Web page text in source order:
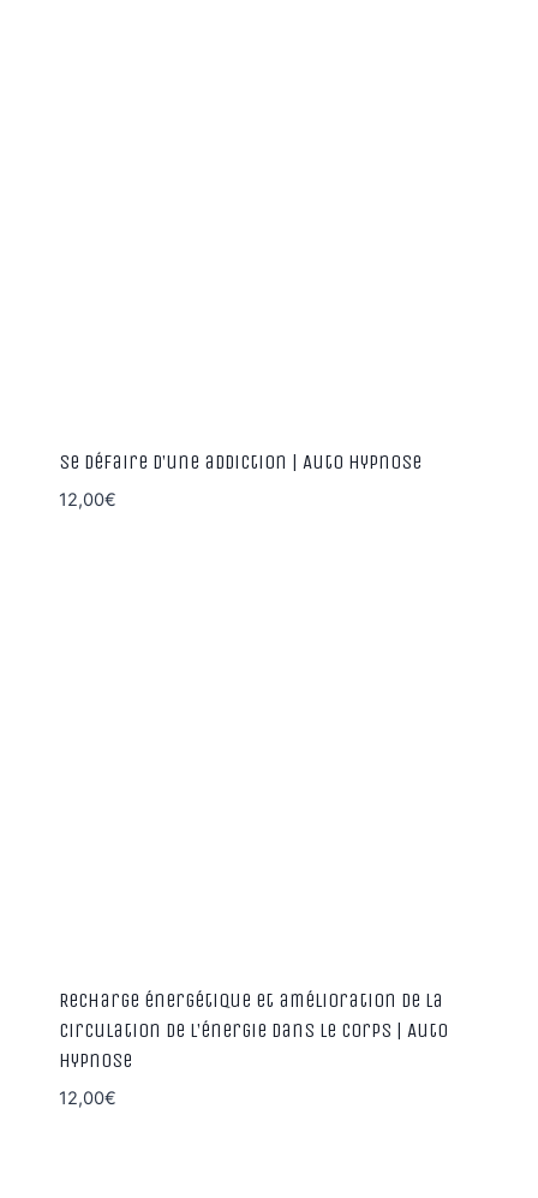
Se défaire d’une addiction | Auto Hypnose
12,00€
Recharge énergétique et amélioration de la
circulation de l’énergie dans le corps | Auto
hypnose
12,00€